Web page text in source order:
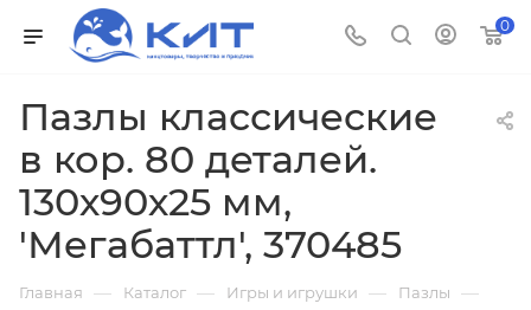
0
Пазлы классические
в кор. 80 деталей.
130х90х25 мм,
'Мегабаттл', 370485
Главная — Каталог — Игры и игрушки — Пазлы —